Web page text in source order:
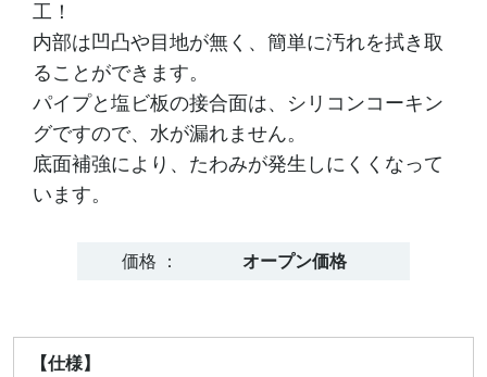
工！
内部は凹凸や目地が無く、簡単に汚れを拭き取
ることができます。
パイプと塩ビ板の接合面は、シリコンコーキン
グですので、水が漏れません。
底面補強により、たわみが発生しにくくなって
います。
価格 ： オープン価格
【仕様】